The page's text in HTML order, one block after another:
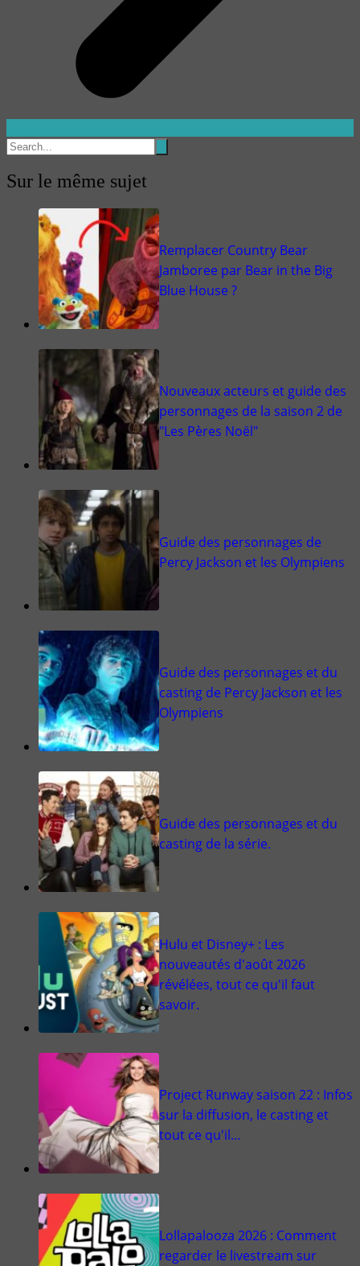
Sur le même sujet
Remplacer Country Bear
Jamboree par Bear in the Big
Blue House ?
Nouveaux acteurs et guide des
personnages de la saison 2 de
"Les Pères Noël"
Guide des personnages de
Percy Jackson et les Olympiens
Guide des personnages et du
casting de Percy Jackson et les
Olympiens
Guide des personnages et du
casting de la série.
Hulu et Disney+ : Les
nouveautés d'août 2026
révélées, tout ce qu'il faut
savoir.
Project Runway saison 22 : Infos
sur la diffusion, le casting et
tout ce qu'il…
Lollapalooza 2026 : Comment
regarder le livestream sur